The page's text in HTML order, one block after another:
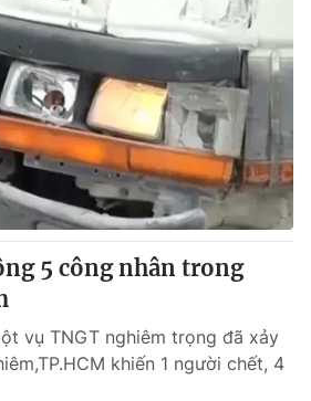
5 công nhân trong
vụ TNGT nghiêm trọng đã xảy
khiến 1 người chết, 4